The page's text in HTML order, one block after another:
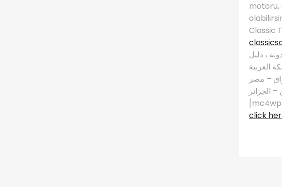
motoru,
Classic
، دليل
العربية
– مصر
الجزائر
click